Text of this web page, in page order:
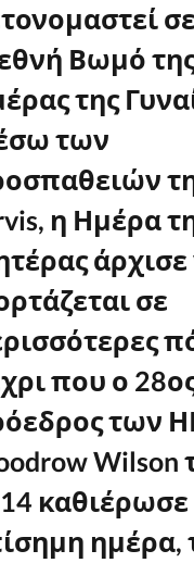
σε
Βωμό
της
των
η Ημέρα
άρχισε
σε
που ο
των
Wilson
ημέρα,